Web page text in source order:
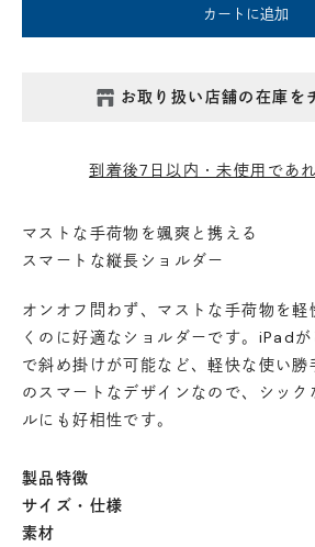
カートに追加
お取り扱い店舗の在庫を
丸の内店- 在庫 -△
渋谷店- 在庫 -△
六本木店 - 在庫 -△
自由が丘店
到着後7日以内・未使用であ
マストな手荷物を颯爽と携える
スマートな縦長ショルダー
オンオフ問わず、マストな手荷物を
くのに好適なショルダーです。iPad
で斜め掛けが可能など、軽快な使い
のスマートなデザインなので、シック
ルにも好相性です。
製品特徴
サイズ・仕様
素材